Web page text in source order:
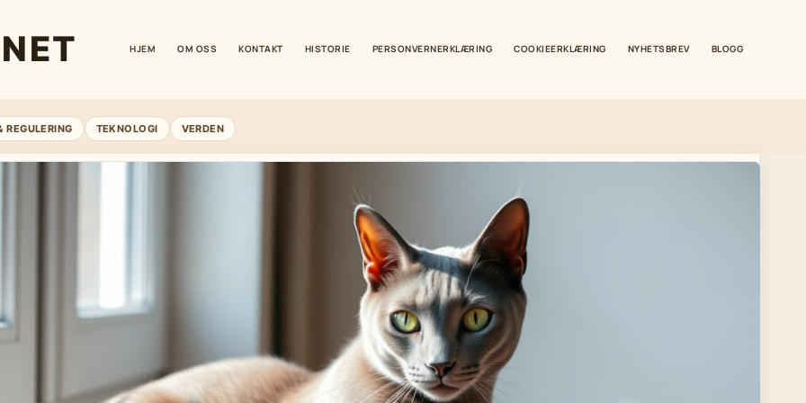
HJEM OM OSS KONTAKT HISTORIE PERSONVERNERKLÆRING COOKIEERKLÆRING NYHETSBREV BLOGG
REGULERING TEKNOLOGI VERDEN